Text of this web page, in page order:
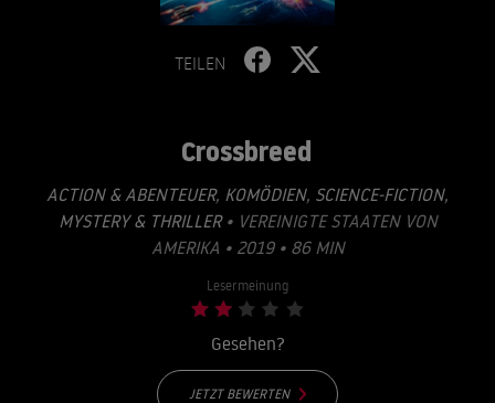
TEILEN
Crossbreed
ACTION & ABENTEUER, KOMÖDIEN, SCIENCE-FICTION,
MYSTERY & THRILLER• VEREINIGTE STAATEN VON
AMERIKA • 2019 • 86 MIN
Lesermeinung
Gesehen?
JETZT BEWERTEN